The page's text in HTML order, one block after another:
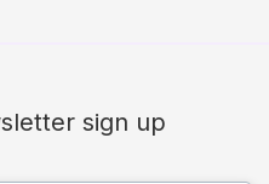
sign up